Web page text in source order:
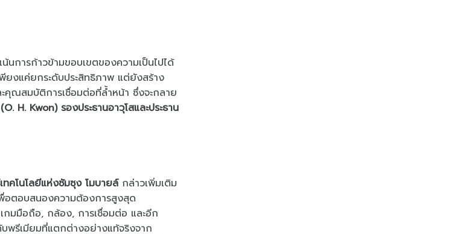
นการก้าวข้ามขอบเขตของความเป็นไปได้
งแค่ยกระดับประสิทธิภาพ แต่ยังสร้าง
คุณสมบัติการเชื่อมต่อที่ล้ำหน้า ซึ่งจะกลาย
H. Kwon) รองประธานอาวุโสและประธาน
คโนโลยีแห่งซัมซุง โมบายล์ กล่าวเพิ่มเติม
อตอบสนองความต้องการสูงสุด
มมือถือ, กล้อง, การเชื่อมต่อ และอีก
พรีเมียมที่แตกต่างอย่างแท้จริงจาก